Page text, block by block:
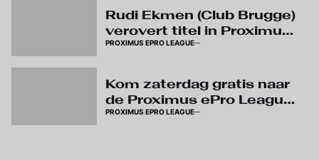
Rudi Ekmen (Club Brugge)
verovert titel in Proximus
ePro League
PROXIMUS EPRO LEAGUE
Kom zaterdag gratis naar
de Proximus ePro League-
finale in Kinepolis Brussel
PROXIMUS EPRO LEAGUE